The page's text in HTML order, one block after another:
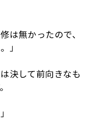
は無かったので、
」
決して前向きなも